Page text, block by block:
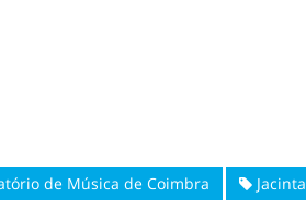
de Música de Coimbra
Jacinta